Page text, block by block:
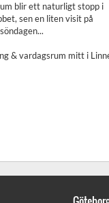
blir ett naturligt stopp i
sen en liten visit på
& vardagsrum mitt i